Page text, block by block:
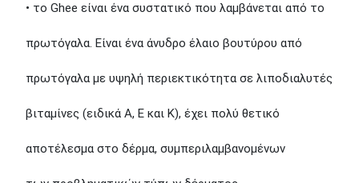
• το Ghee είναι ένα συστατικό που λαμβάνεται από το
πρωτόγαλα. Είναι ένα άνυδρο έλαιο βουτύρου από
πρωτόγαλα με υψηλή περιεκτικότητα σε λιποδιαλυτές
βιταμίνες (ειδικά Α, Ε και Κ), έχει πολύ θετικό
αποτέλεσμα στο δέρμα, συμπεριλαμβανομένων